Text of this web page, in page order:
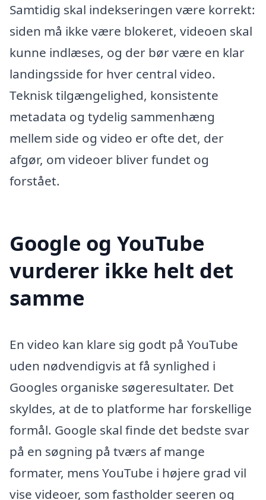
Samtidig skal indekseringen være korrekt:
siden må ikke være blokeret, videoen skal
kunne indlæses, og der bør være en klar
landingsside for hver central video.
Teknisk tilgængelighed, konsistente
metadata og tydelig sammenhæng
mellem side og video er ofte det, der
afgør, om videoer bliver fundet og
forstået.
Google og YouTube
vurderer ikke helt det
samme
En video kan klare sig godt på YouTube
uden nødvendigvis at få synlighed i
Googles organiske søgeresultater. Det
skyldes, at de to platforme har forskellige
formål. Google skal finde det bedste svar
på en søgning på tværs af mange
formater, mens YouTube i højere grad vil
vise videoer, som fastholder seeren og